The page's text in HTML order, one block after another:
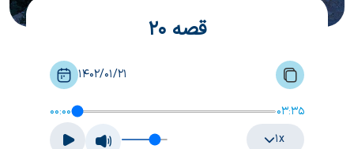
قصه 20
1402/01/21
00:00
03:35
۱x